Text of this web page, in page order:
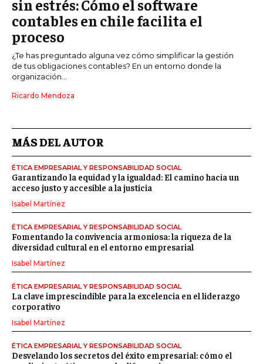
sin estrés: Cómo el software
contables en chile facilita el
proceso
¿Te has preguntado alguna vez cómo simplificar la gestión
de tus obligaciones contables? En un entorno donde la
organización...
Ricardo Mendoza
MÁS DEL AUTOR
ÉTICA EMPRESARIAL Y RESPONSABILIDAD SOCIAL
Garantizando la equidad y la igualdad: El camino hacia un
acceso justo y accesible a la justicia
Isabel Martínez
ÉTICA EMPRESARIAL Y RESPONSABILIDAD SOCIAL
Fomentando la convivencia armoniosa: la riqueza de la
diversidad cultural en el entorno empresarial
Isabel Martínez
ÉTICA EMPRESARIAL Y RESPONSABILIDAD SOCIAL
La clave imprescindible para la excelencia en el liderazgo
corporativo
Isabel Martínez
ÉTICA EMPRESARIAL Y RESPONSABILIDAD SOCIAL
Desvelando los secretos del éxito empresarial: cómo el